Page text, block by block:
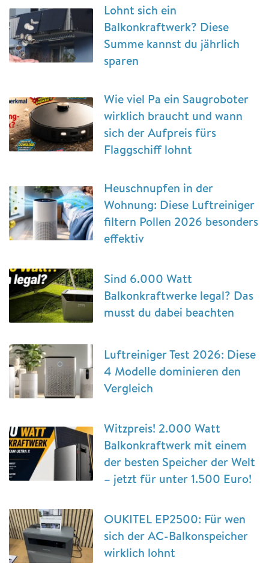
Lohnt sich ein
Balkonkraftwerk? Diese
Summe kannst du jährlich
sparen
Wie viel Pa ein Saugroboter
wirklich braucht und wann
sich der Aufpreis fürs
Flaggschiff lohnt
Heuschnupfen in der
Wohnung: Diese Luftreiniger
filtern Pollen 2026 besonders
effektiv
Sind 6.000 Watt
Balkonkraftwerke legal? Das
musst du dabei beachten
Luftreiniger Test 2026: Diese
4 Modelle dominieren den
Vergleich
Witzpreis! 2.000 Watt
Balkonkraftwerk mit einem
der besten Speicher der Welt
– jetzt für unter 1.500 Euro!
OUKITEL EP2500: Für wen
sich der AC-Balkonspeicher
wirklich lohnt